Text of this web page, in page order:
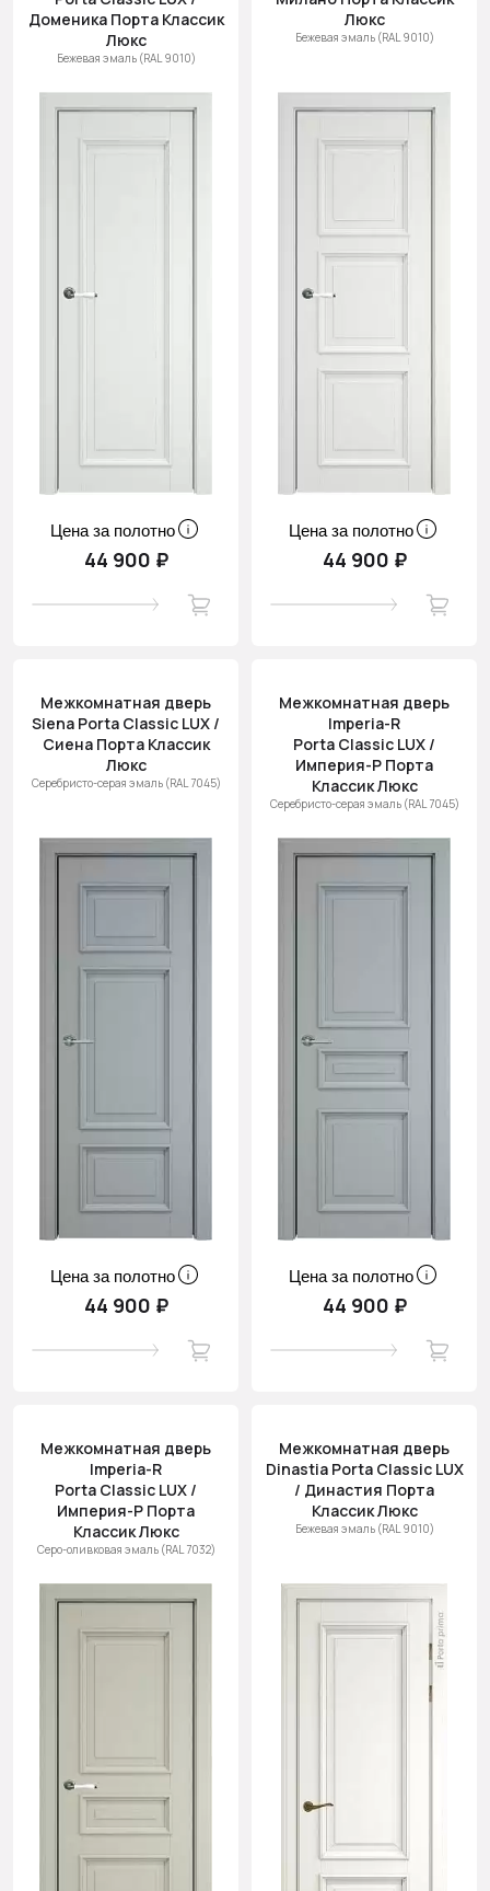
Доменика Порта Классик
Люкс
Бежевая эмаль (RAL 9010)
Цена за полотно
44 900 ₽
Люкс
Бежевая эмаль (RAL 9010)
Цена за полотно
44 900 ₽
Межкомнатная дверь
Siena Porta Classic LUX /
Сиена Порта Классик
Люкс
Серебристо-серая эмаль (RAL 7045)
Цена за полотно
44 900 ₽
Межкомнатная дверь
Imperia-R
Porta Classic LUX /
Империя-Р Порта
Классик Люкс
Серебристо-серая эмаль (RAL 7045)
Цена за полотно
44 900 ₽
Межкомнатная дверь
Imperia-R
Porta Classic LUX /
Империя-Р Порта
Классик Люкс
Серо-оливковая эмаль (RAL 7032)
Межкомнатная дверь
Dinastia Porta Classic LUX
/ Династия Порта
Классик Люкс
Бежевая эмаль (RAL 9010)